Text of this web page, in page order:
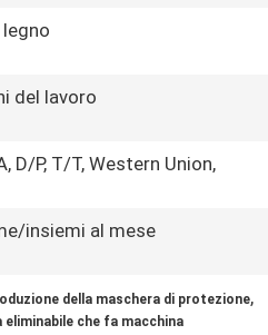
del lavoro
D/P, T/T, Western Union,
insiemi al mese
della maschera di protezione,
eliminabile che fa macchina